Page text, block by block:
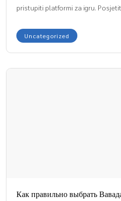
pristupiti platformi za igru.
kada otvorite stranicu, bit ćete
koji uključuju odabir opcije prijave
Uncategorized
Как правильно выбрать